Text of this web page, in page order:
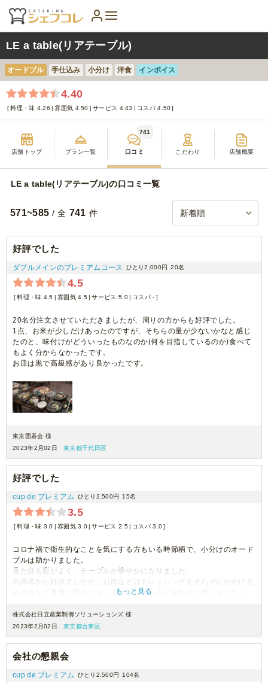
LE a table(リアテーブル)
オードブル 手仕込み 小分け 洋食 インボイス
4.40
料理・味 4.26 雰囲気 4.50 サービス 4.43 コスパ 4.50
店舗トップ プラン一覧 口コミ
741
こだわり 店舗概要
LE a table(リアテーブル)の口コミ一覧
571~585 / 全 741 件
好評でした
ダブルメインのプレミアムコース ひとり2,000円 20名
4.5
料理・味 4.5 雰囲気 4.5 サービス 5.0 コスパ -
20名分注文させていただきましたが、周りの方からも好評でした。
1点、お米が少しだけあったのですが、そちらの量が少ないかなと感じ
たのと、味付けがどういったものなのか(何を目指しているのか)食べて
もよく分からなかったです。
お皿は黒で高級感があり良かったです。
東京囲碁会 様
2023年2月02日
東京都千代田区
好評でした
cup de プレミアム ひとり2,500円 15名
3.5
料理・味 3.0 雰囲気 3.0 サービス 2.5 コスパ 3.0
コロナ禍で衛生的なことを気にする方もいる時節柄で、小分けのオード
ブルは助かりました。
見た目も彩がよく、テーブルが華やかになりました。
出席者から好評でしたが、お肉などはドレッシングをそれぞれがかける
のではなく事前に味付けもしくはかけてあると助かると感じました。
全体的によかったので、時間も是非お願いしたいと思います。
お世話になりありがとうございました。
もっと見る
株式会社日立産業制御ソリューションズ 様
2023年2月02日
東京都台東区
会社の懇親会
cup de プレミアム ひとり2,500円 104名